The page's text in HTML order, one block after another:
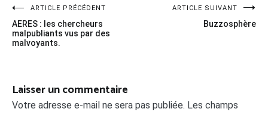
Navigation
de
ARTICLE PRÉCÉDENT
AERES : les chercheurs
malpubliants vus par des
malvoyants.
ARTICLE SUIVANT
Buzzosphère
Laisser un commentaire
Votre adresse e-mail ne sera pas publiée. Les champs